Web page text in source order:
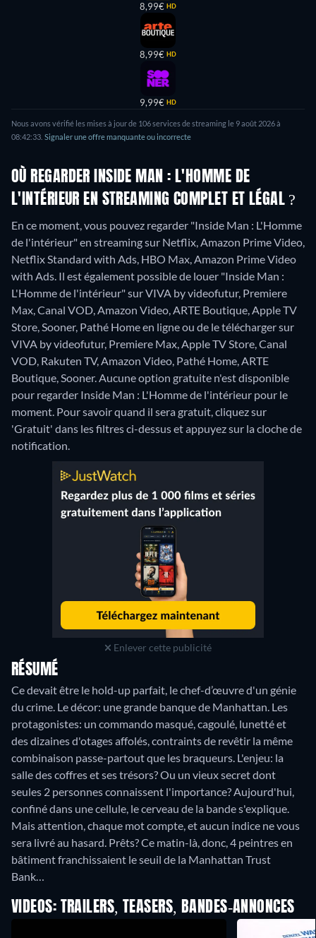
8,99€ HD
8,99€ HD
9,99€ HD
Nous avons vérifié les mises à jour de 106 services de streaming le 9 août 2026 à
08:42:33. Signaler une offre manquante ou incorrecte
OÙ REGARDER INSIDE MAN : L'HOMME DE
L'INTÉRIEUR EN STREAMING COMPLET ET LÉGAL ?
En ce moment, vous pouvez regarder "Inside Man : L'Homme
de l'intérieur" en streaming sur Netflix, Amazon Prime Video,
Netflix Standard with Ads, HBO Max, Amazon Prime Video
with Ads. Il est également possible de louer "Inside Man :
L'Homme de l'intérieur" sur VIVA by videofutur, Premiere
Max, Canal VOD, Amazon Video, ARTE Boutique, Apple TV
Store, Sooner, Pathé Home en ligne ou de le télécharger sur
VIVA by videofutur, Premiere Max, Apple TV Store, Canal
VOD, Rakuten TV, Amazon Video, Pathé Home, ARTE
Boutique, Sooner.Aucune option gratuite n'est disponible
pour regarder Inside Man : L'Homme de l'intérieur pour le
moment. Pour savoir quand il sera gratuit, cliquez sur
'Gratuit' dans les filtres ci-dessus et appuyez sur la cloche de
notification.
Enlever cette publicité
RÉSUMÉ
Ce devait être le hold-up parfait, le chef-d’œuvre d'un génie
du crime. Le décor: une grande banque de Manhattan. Les
protagonistes: un commando masqué, cagoulé, lunetté et
des dizaines d'otages affolés, contraints de revêtir la même
combinaison passe-partout que les braqueurs. L'enjeu: la
salle des coffres et ses trésors? Ou un vieux secret dont
seules 2 personnes connaissent l'importance? Aujourd'hui,
confiné dans une cellule, le cerveau de la bande s'explique.
Mais attention, chaque mot compte, et aucun indice ne vous
sera livré au hasard. Prêts? Ce matin-là, donc, 4 peintres en
bâtiment franchissaient le seuil de la Manhattan Trust
Bank…
VIDEOS: TRAILERS, TEASERS, BANDES-ANNONCES